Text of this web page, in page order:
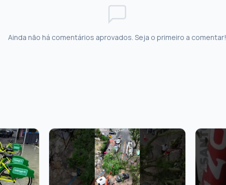
Ainda não há comentários aprovados. Seja o primeiro a comentar!